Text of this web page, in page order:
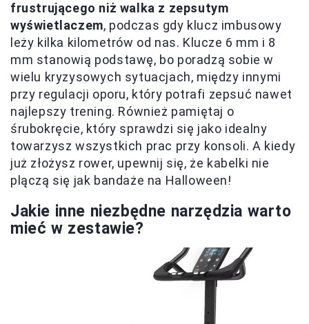
frustrującego niż walka z zepsutym
wyświetlaczem, podczas gdy klucz imbusowy
leży kilka kilometrów od nas. Klucze 6 mm i 8
mm stanowią podstawę, bo poradzą sobie w
wielu kryzysowych sytuacjach, między innymi
przy regulacji oporu, który potrafi zepsuć nawet
najlepszy trening. Również pamiętaj o
śrubokręcie, który sprawdzi się jako idealny
towarzysz wszystkich prac przy konsoli. A kiedy
już złożysz rower, upewnij się, że kabelki nie
plączą się jak bandaże na Halloween!
Jakie inne niezbędne narzędzia warto
mieć w zestawie?